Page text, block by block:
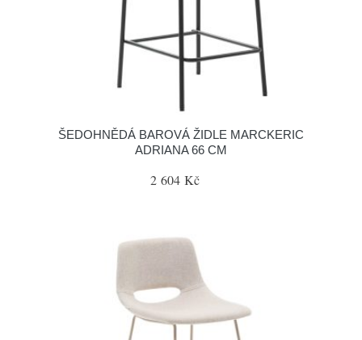
ŠEDOHNĚDÁ BAROVÁ ŽIDLE MARCKERIC
ADRIANA 66 CM
2 604 Kč